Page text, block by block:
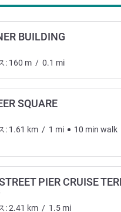
ト、カルチャー、エンター
BUILDING
: 160 m / 0.1 mi
SQUARE
: 1.61 km / 1 mi 10 min walk
PIER CRUISE
:2.41 km / 1.5 mi